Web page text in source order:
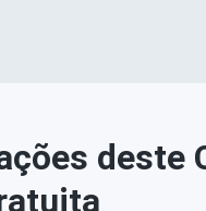
deste